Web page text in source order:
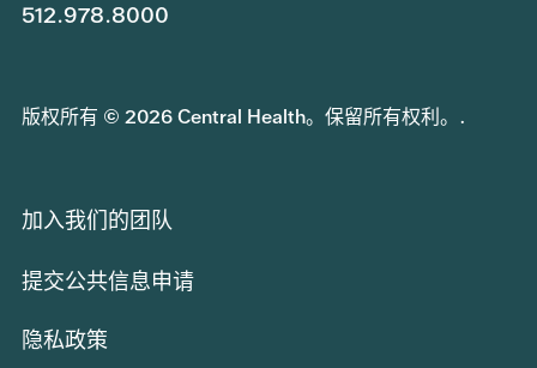
512.978.8000
版权所有 © 2026 Central Health。保留所有权利。.
加入我们的团队
提交公共信息申请
隐私政策